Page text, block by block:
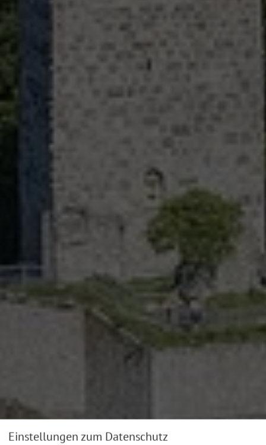
Einstellungen zum Datenschutz